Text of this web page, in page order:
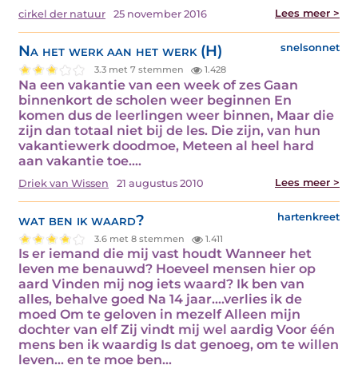
cirkel der natuur 25 november 2016 Lees meer >
Na het werk aan het werk (H) snelsonnet
3.3 met 7 stemmen 1.428
Na een vakantie van een week of zes Gaan
binnenkort de scholen weer beginnen En
komen dus de leerlingen weer binnen, Maar die
zijn dan totaal niet bij de les. Die zijn, van hun
vakantiewerk doodmoe, Meteen al heel hard
aan vakantie toe.…
Driek van Wissen 21 augustus 2010 Lees meer >
wat ben ik waard? hartenkreet
3.6 met 8 stemmen 1.411
Is er iemand die mij vast houdt Wanneer het
leven me benauwd? Hoeveel mensen hier op
aard Vinden mij nog iets waard? Ik ben van
alles, behalve goed Na 14 jaar....verlies ik de
moed Om te geloven in mezelf Alleen mijn
dochter van elf Zij vindt mij wel aardig Voor één
mens ben ik waardig Is dat genoeg, om te willen
leven... en te moe ben…